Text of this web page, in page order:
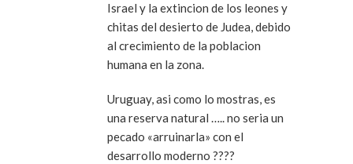
Israel y la extincion de los leones y
chitas del desierto de Judea, debido
al crecimiento de la poblacion
humana en la zona.
Uruguay, asi como lo mostras, es
una reserva natural ….. no seria un
pecado «arruinarla» con el
desarrollo moderno ????